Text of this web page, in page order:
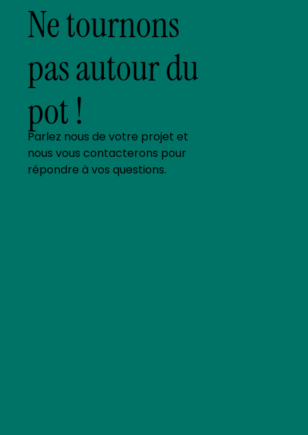
Ne tournons
pas autour du
pot !
Parlez nous de votre projet et
nous vous contacterons pour
répondre à vos questions.